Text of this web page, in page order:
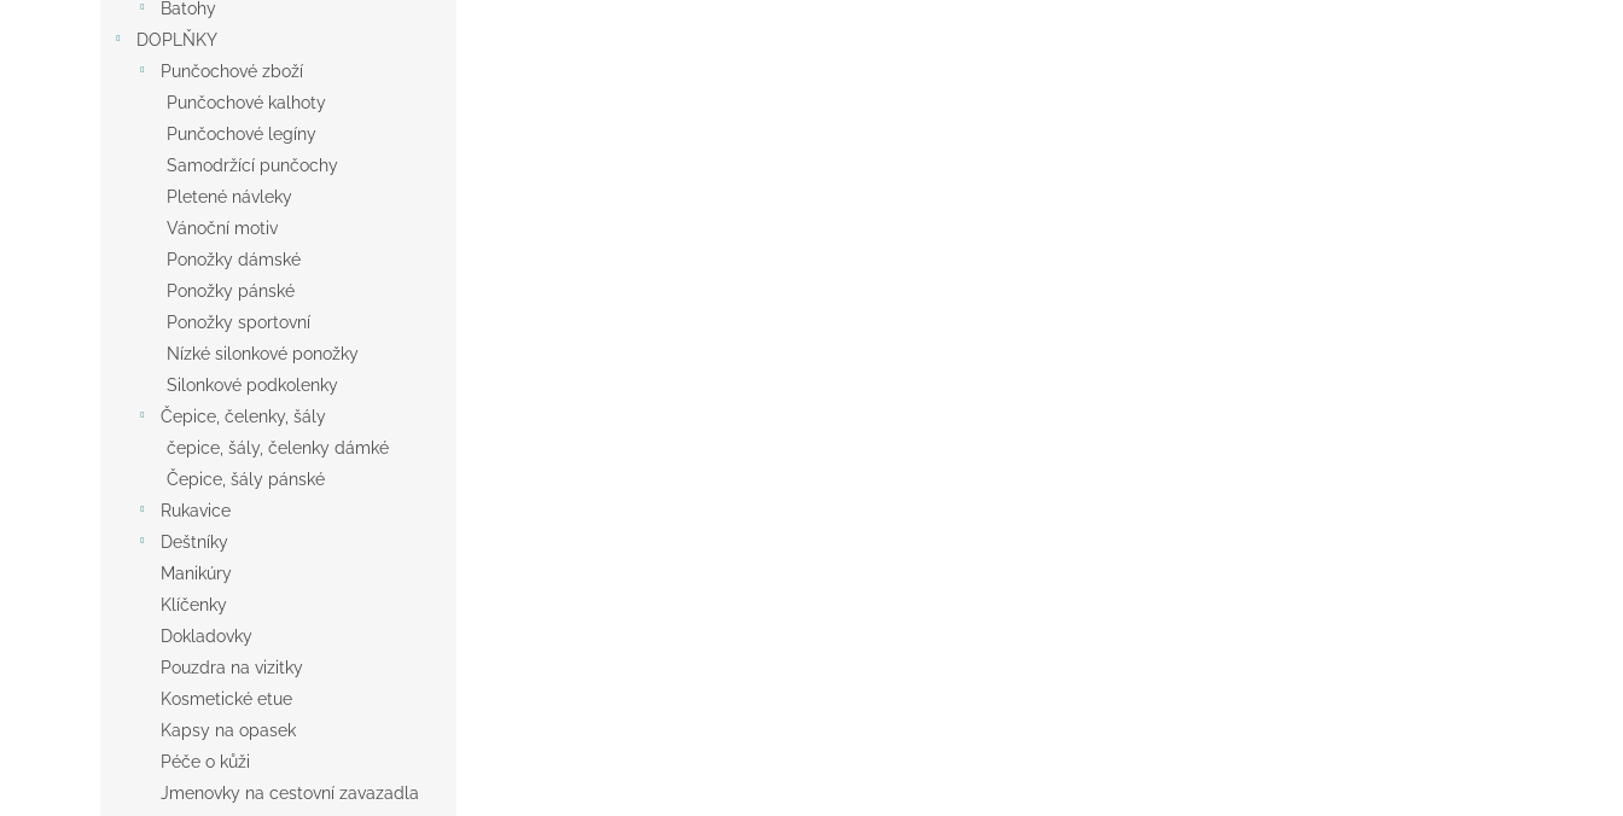
Batohy
DOPLŇKY
Punčochové zboží
Punčochové kalhoty
Punčochové legíny
Samodržící punčochy
Pletené návleky
Vánoční motiv
Ponožky dámské
Ponožky pánské
Ponožky sportovní
Nízké silonkové ponožky
Silonkové podkolenky
Čepice, čelenky, šály
čepice, šály, čelenky dámké
Čepice, šály pánské
Rukavice
Deštníky
Manikúry
Klíčenky
Dokladovky
Pouzdra na vizitky
Kosmetické etue
Kapsy na opasek
Péče o kůži
Jmenovky na cestovní zavazadla